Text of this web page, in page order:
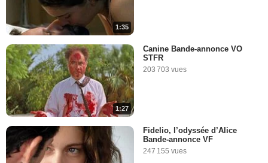
1:35
1:27
Canine Bande-annonce VO
STFR
203 703 vues
Fidelio, l’odyssée d’Alice
Bande-annonce VF
247 155 vues